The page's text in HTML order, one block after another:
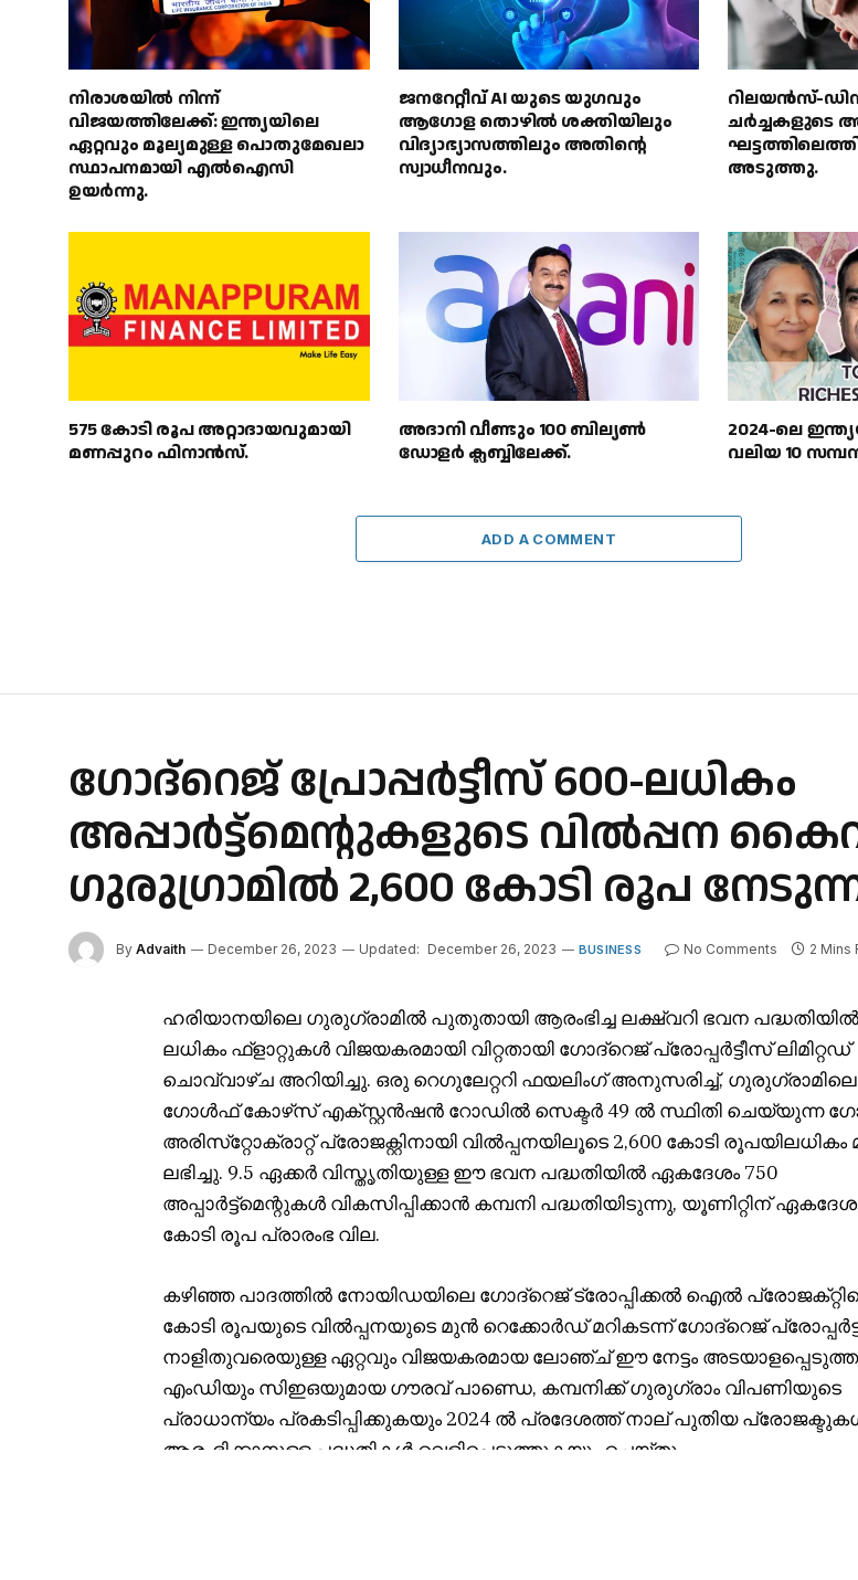
നിരാശയിൽ നിന്ന്
വിജയത്തിലേക്ക്: ഇന്ത്യയിലെ
ഏറ്റവും മൂല്യമുള്ള പൊതുമേഖലാ
സ്ഥാപനമായി എൽഐസി
ഉയർന്നു.
ജനറേറ്റീവ് AI യുടെ യുഗവും
ആഗോള തൊഴിൽ ശക്തിയിലും
വിദ്യാഭ്യാസത്തിലും അതിൻ്റെ
സ്വാധീനവും.
റിലയൻസ്-
ചർച്ചകളുടെ
അടുത്തു.
575 കോടി രൂപ അറ്റാദായവുമായി
മണപ്പുറം ഫിനാൻസ്.
അദാനി വീണ്ടും 100 ബില്യൺ
ഡോളർ ക്ലബ്ബിലേക്ക്.
2024-ലെ
വലിയ 10
ADD A COMMENT
ഗോദ്‌റെജ് പ്രോപ്പർട്ടീസ് 600-ലധികം
അപ്പാർട്ട്‌മെന്റുകളുടെ വിൽപ്പന
ഗുരുഗ്രാമിൽ 2,600 കോടി രൂപ
By Advaith December 26, 2023 Updated: December 26, 2023 BUSINESS No Comments 2 Mins
ഹരിയാനയിലെ ഗുരുഗ്രാമിൽ പുതുതായി ആരംഭിച്ച ലക്ഷ്വറി ഭവന പദ്ധതിയിൽ
ലധികം ഫ്‌ളാറ്റുകൾ വിജയകരമായി വിറ്റതായി ഗോദ്‌റെജ് പ്രോപ്പർട്ടീസ് ലിമിറ്റഡ്
ചൊവ്വാഴ്ച അറിയിച്ചു. ഒരു റെഗുലേറ്ററി ഫയലിംഗ് അനുസരിച്ച്, ഗുരുഗ്രാമിലെ
ഗോൾഫ് കോഴ്‌സ് എക്സ്റ്റൻഷൻ റോഡിൽ സെക്ടർ 49 ൽ സ്ഥിതി ചെയ്യുന്ന
അരിസ്‌റ്റോക്രാറ്റ് പ്രോജക്റ്റിനായി വിൽപ്പനയിലൂടെ 2,600 കോടി
ലഭിച്ചു. 9.5 ഏക്കർ വിസ്തൃതിയുള്ള ഈ ഭവന പദ്ധതിയിൽ ഏകദേശം 750
അപ്പാർട്ട്‌മെന്റുകൾ വികസിപ്പിക്കാൻ കമ്പനി പദ്ധതിയിടുന്നു, യൂണിറ്റിന്
കോടി രൂപ പ്രാരംഭ വില.
കഴിഞ്ഞ പാദത്തിൽ നോയിഡയിലെ ഗോദ്‌റെജ് ട്രോപ്പിക്കൽ ഐൽ
കോടി രൂപയുടെ വിൽപ്പനയുടെ മുൻ റെക്കോർഡ് മറികടന്ന് ഗോദ്‌റെജ്
നാളിതുവരെയുള്ള ഏറ്റവും വിജയകരമായ ലോഞ്ച് ഈ നേട്ടം
എംഡിയും സിഇഒയുമായ ഗൗരവ് പാണ്ഡെ, കമ്പനിക്ക് ഗുരുഗ്രാം വിപണിയുടെ
പ്രാധാന്യം പ്രകടിപ്പിക്കുകയും 2024 ൽ പ്രദേശത്ത് നാല് പുതിയ
ആരംഭിക്കാനുള്ള പദ്ധതികൾ വെളിപ്പെടുത്തുകയും ചെയ്തു.